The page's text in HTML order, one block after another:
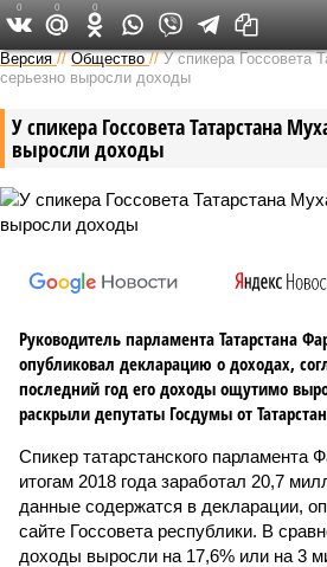
Версия в Татарстане
Версия //Общество //У спикера Госсовета
серьезно выросли доходы
У спикера Госсовета Татарстана
выросли доходы
Руководитель парламента Татарстана
опубликовал декларацию о доходах,
последний год его доходы ощутимо
раскрыли депутаты Госдумы от
Спикер татарстанского
итогам 2018 года заработал 20,7
данные содержатся в декларации,
сайте Госсовета республики. В
доходы выросли на 17,6% или на 3
0 0 0